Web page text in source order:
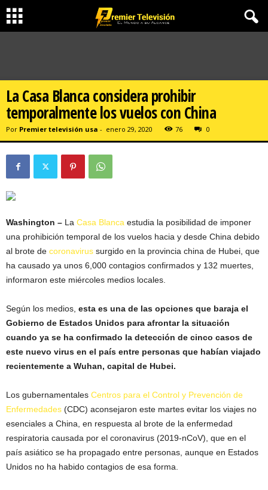
La Casa Blanca considera prohibir
temporalmente los vuelos con China
Por Premier televisión usa - enero 29, 2020 76 0
Washington – La Casa Blanca estudia la posibilidad de imponer
una prohibición temporal de los vuelos hacia y desde China debido
al brote de coronavirus surgido en la provincia china de Hubei, que
ha causado ya unos 6,000 contagios confirmados y 132 muertes,
informaron este miércoles medios locales.
Según los medios, esta es una de las opciones que baraja el
Gobierno de Estados Unidos para afrontar la situación
cuando ya se ha confirmado la detección de cinco casos de
este nuevo virus en el país entre personas que habían viajado
recientemente a Wuhan, capital de Hubei.
Los gubernamentales Centros para el Control y Prevención de
Enfermedades (CDC) aconsejaron este martes evitar los viajes no
esenciales a China, en respuesta al brote de la enfermedad
respiratoria causada por el coronavirus (2019-nCoV), que en el
país asiático se ha propagado entre personas, aunque en Estados
Unidos no ha habido contagios de esa forma.